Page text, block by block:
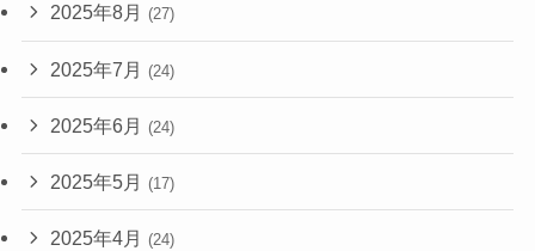
2025年8月 (27)
2025年7月 (24)
2025年6月 (24)
2025年5月 (17)
2025年4月 (24)